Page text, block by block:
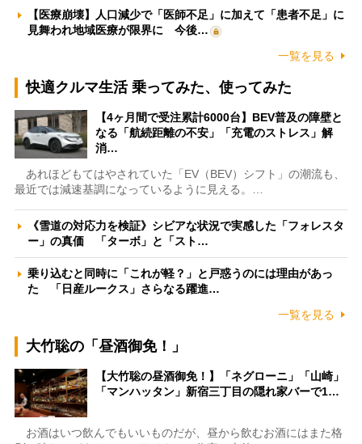
【医療崩壊】人口減少で「医師不足」に加えて「患者不足」に
見舞われ地域医療が限界に 今後…
一覧を見る
快適クルマ生活 乗ってみた、使ってみた
【4ヶ月間で受注累計6000台】BEV普及の障壁と
なる「航続距離の不安」「充電のストレス」解
消…
あれほどもてはやされていた「EV（BEV）シフト」の潮流も、
最近では減速基調になっているように見える。…
《雪道の対応力を検証》シビアな状況で実感した「フォレスタ
ー」の真価 「ターボ」と「スト…
乗り込むと同時に「これが軽？」と戸惑うのには理由があっ
た 「日産ルークス」さらなる躍進…
一覧を見る
大竹聡の「昼酒御免！」
【大竹聡の昼酒御免！】「ネグローニ」「山崎」
「マンハッタン」新宿三丁目の隠れ家バーで1…
お酒はいつ飲んでもいいものだが、昼から飲むお酒にはまた格